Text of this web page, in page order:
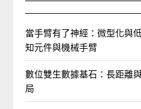
當手臂有了神經：微型化與
知元件與機械手臂
數位雙生數據基石：長距離
局